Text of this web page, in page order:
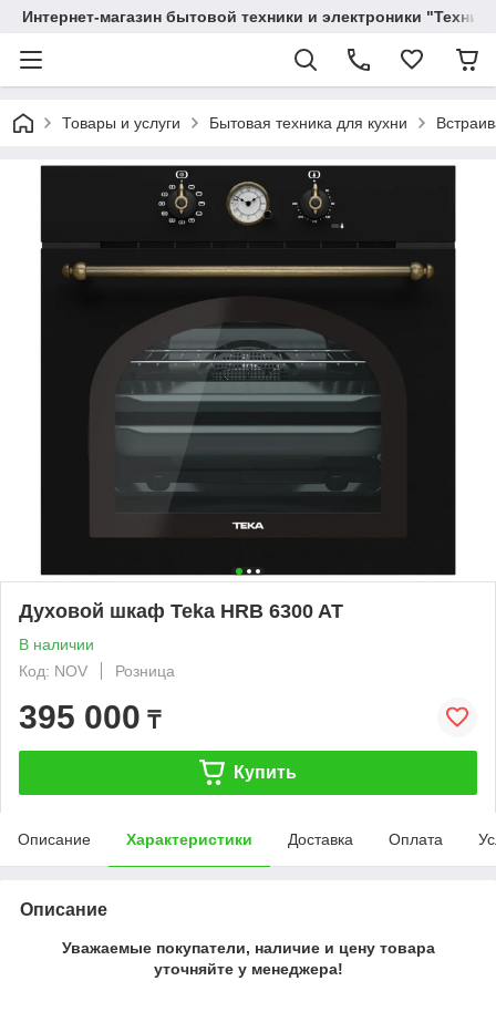
Интернет-магазин бытовой техники и электроники
Товары и услуги Бытовая техника для кухни
Духовой шкаф Teka HRB 6300 AT
В наличии
Код: NOV
Розница
395 000 ₸
Купить
Описание Характеристики Доставка Оплата
Описание
Уважаемые покупатели, наличие и цену товара
уточняйте у менеджера!